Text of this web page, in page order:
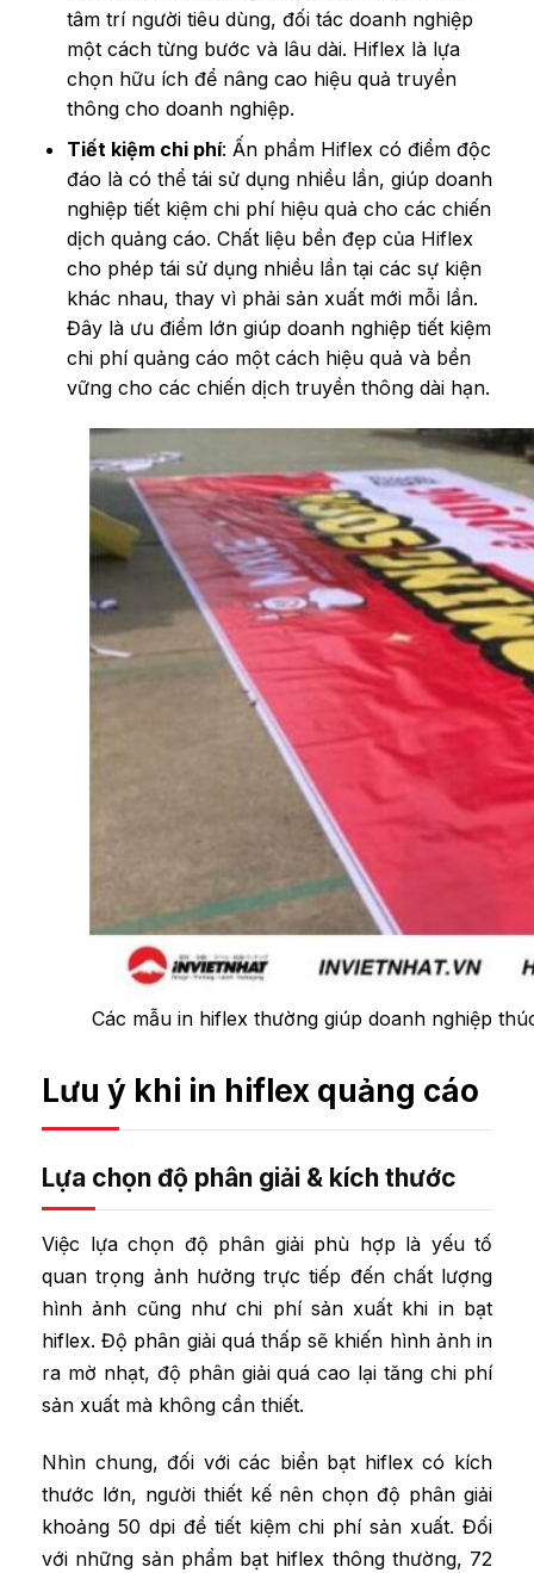
tâm trí người tiêu dùng, đối tác doanh nghiệp
một cách từng bước và lâu dài. Hiflex là lựa
chọn hữu ích để nâng cao hiệu quả truyền
thông cho doanh nghiệp.
Tiết kiệm chi phí: Ấn phẩm Hiflex có điểm độc
đáo là có thể tái sử dụng nhiều lần, giúp doanh
nghiệp tiết kiệm chi phí hiệu quả cho các chiến
dịch quảng cáo. Chất liệu bền đẹp của Hiflex
cho phép tái sử dụng nhiều lần tại các sự kiện
khác nhau, thay vì phải sản xuất mới mỗi lần.
Đây là ưu điểm lớn giúp doanh nghiệp tiết kiệm
chi phí quảng cáo một cách hiệu quả và bền
vững cho các chiến dịch truyền thông dài hạn.
Các mẫu in hiflex thường giúp doanh nghiệp
Lưu ý khi in hiflex quảng cáo
Lựa chọn độ phân giải & kích thước
Việc lựa chọn độ phân giải phù hợp là yếu tố
quan trọng ảnh hưởng trực tiếp đến chất lượng
hình ảnh cũng như chi phí sản xuất khi in bạt
hiflex. Độ phân giải quá thấp sẽ khiến hình ảnh in
ra mờ nhạt, độ phân giải quá cao lại tăng chi phí
sản xuất mà không cần thiết.
Nhìn chung, đối với các biển bạt hiflex có kích
thước lớn, người thiết kế nên chọn độ phân giải
khoảng 50 dpi để tiết kiệm chi phí sản xuất. Đối
với những sản phẩm bạt hiflex thông thường, 72